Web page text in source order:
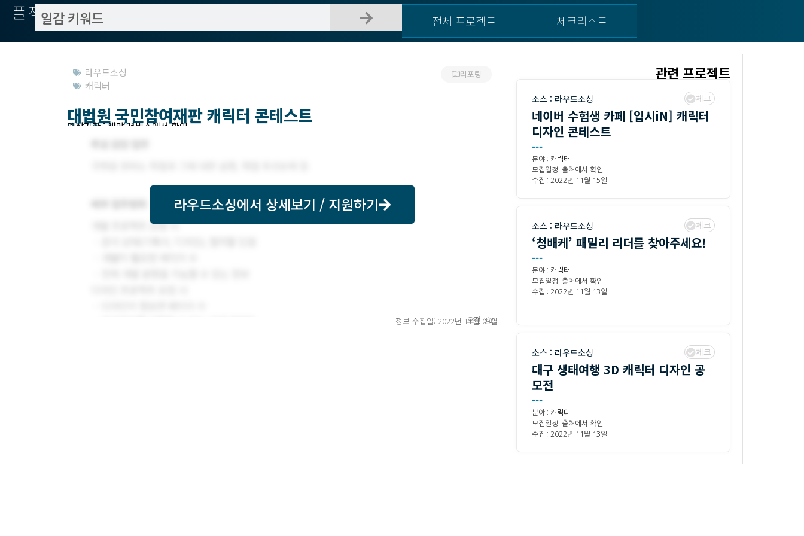
플젝서치 전체 프로젝트 체크리스트
라우드소싱
캐릭터
리포팅
대법원 국민참여재판 캐릭터 콘테스트
모집기한 : 111/21
예상기간 : 해당 서비스에서 확인
라우드소싱에서 상세보기 / 지원하기
정보 수집일: 2022년 11월 09일
오전 3:28
관련 프로젝트
소스 : 라우드소싱 체크
네이버 수험생 카페 [입시iN] 캐릭터
디자인 콘테스트
---
분야 : 캐릭터
모집일정: 출처에서 확인
수집 : 2022년 11월 15일
소스 : 라우드소싱 체크
‘청배케’ 패밀리 리더를 찾아주세요!
---
분야 : 캐릭터
모집일정: 출처에서 확인
수집 : 2022년 11월 13일
소스 : 라우드소싱 체크
대구 생태여행 3D 캐릭터 디자인 공
모전
---
분야 : 캐릭터
모집일정: 출처에서 확인
수집 : 2022년 11월 13일